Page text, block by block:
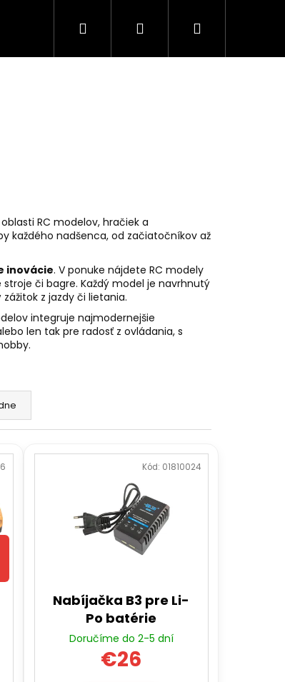
RC Tanky Lode RC Roboty
Hľadať PrihlásenieNákupný
RC modelov, hračiek a
každého nadšenca, od začiatočníkov až
inovácie. V ponuke nájdete RC modely
či bagre. Každý model je navrhnutý
z jazdy či lietania.
integruje najmodernejšie
len tak pre radosť z ovládania, s
Nabíjačka B3 pre Li-
Po batérie
Doručíme do 2-5 dní
€26
Kód: 01810024
Nasledujúce
TRAKTOR